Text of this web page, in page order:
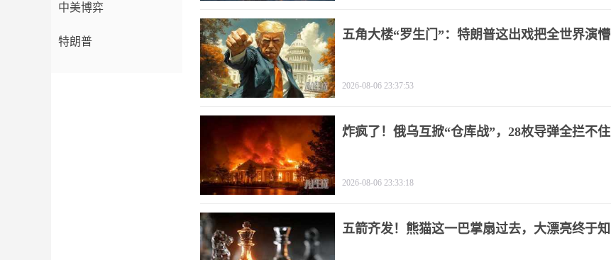
中美博弈
特朗普 五角大楼“罗生门”：特朗普这出戏把全世界演懵
2026-08-06 23:37:53
炸疯了！俄乌互掀“仓库战”，28枚导弹全拦不住
2026-08-06 23:33:18
五箭齐发！熊猫这一巴掌扇过去，大漂亮终于知